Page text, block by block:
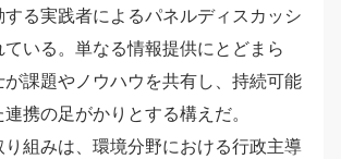
る実践者によるパネルディスカッシ
ている。単なる情報提供にとどまら
課題やノウハウを共有し、持続可能
携の足がかりとする構えだ。
り組みは、環境分野における行政主導